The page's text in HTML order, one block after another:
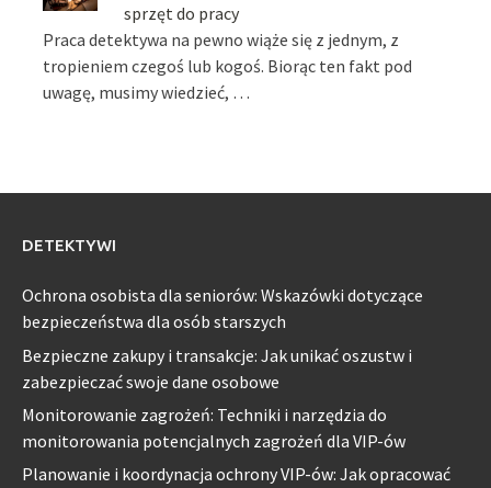
sprzęt do pracy
Praca detektywa na pewno wiąże się z jednym, z
tropieniem czegoś lub kogoś. Biorąc ten fakt pod
uwagę, musimy wiedzieć, …
DETEKTYWI
Ochrona osobista dla seniorów: Wskazówki dotyczące
bezpieczeństwa dla osób starszych
Bezpieczne zakupy i transakcje: Jak unikać oszustw i
zabezpieczać swoje dane osobowe
Monitorowanie zagrożeń: Techniki i narzędzia do
monitorowania potencjalnych zagrożeń dla VIP-ów
Planowanie i koordynacja ochrony VIP-ów: Jak opracować